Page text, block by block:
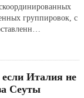
группировок, с
Италия не
Сеуты